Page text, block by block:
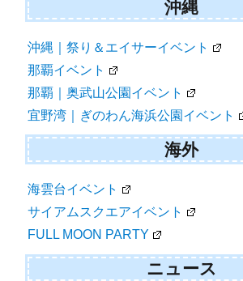
沖縄
沖縄｜祭り＆エイサーイベント
那覇イベント
那覇｜奥武山公園イベント
宜野湾｜ぎのわん海浜公園イベント
海外
海雲台イベント
サイアムスクエアイベント
FULL MOON PARTY
ニュース